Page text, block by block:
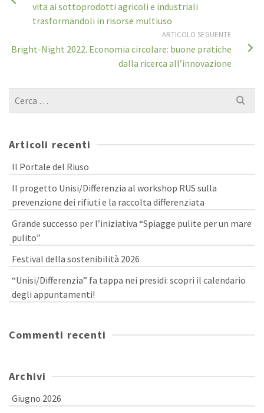
vita ai sottoprodotti agricoli e industriali
trasformandoli in risorse multiuso
ARTICOLO SEGUENTE
Bright-Night 2022. Economia circolare: buone pratiche
dalla ricerca all’innovazione
Cerca
Articoli recenti
Il Portale del Riuso
Il progetto Unisi/Differenzia al workshop RUS sulla
prevenzione dei rifiuti e la raccolta differenziata
Grande successo per l’iniziativa “Spiagge pulite per un mare
pulito”
Festival della sostenibilità 2026
“Unisi/Differenzia” fa tappa nei presidi: scopri il calendario
degli appuntamenti!
Commenti recenti
Archivi
Giugno 2026